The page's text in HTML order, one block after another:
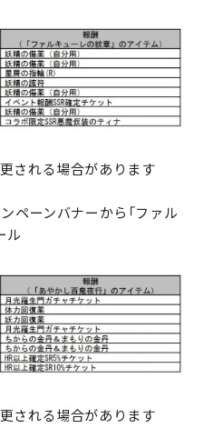
される場合があります
ペーンバナーから「ファル
ル
される場合があります